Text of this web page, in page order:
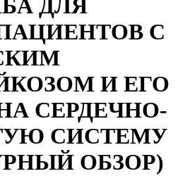
ДЛЯ
С
И ЕГО
СЕРДЕЧНО-
СИСТЕМУ
ОБЗОР)